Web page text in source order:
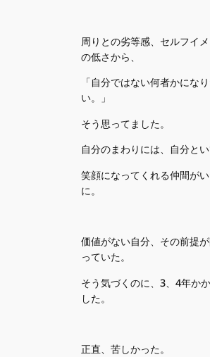
周りとの劣等感、セルフイ
の低さから、
「自分ではない何者かにな
い。」
そう思ってました。
自分のまわりには、自分と
笑顔になってくれる仲間が
に。
価値がない自分、その前提
っていた。
そう気づくのに、3、4年か
した。
正直、苦しかった。